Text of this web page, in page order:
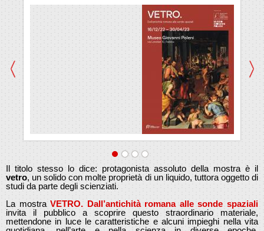
Il titolo stesso lo dice: protagonista assoluto della mostra è il
vetro, un solido con molte proprietà di un liquido, tuttora oggetto di
studi da parte degli scienziati.
La mostraVETRO. Dall’antichità romana alle sonde spaziali
invita il pubblico a scoprire questo straordinario materiale,
mettendone in luce le caratteristiche e alcuni impieghi nella vita